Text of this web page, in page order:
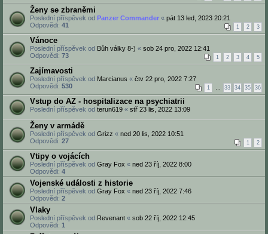
Ženy se zbraněmi
Poslední příspěvek od Panzer Commander « pát 13 led, 2023 20:21
Odpovědi: 41 1 2 3
Vánoce
Poslední příspěvek od Bůh války 8-) « sob 24 pro, 2022 12:41
Odpovědi: 73 1 2 3 4 5
Zajímavosti
Poslední příspěvek od Marcianus « čtv 22 pro, 2022 7:27
Odpovědi: 530 1 … 33 34 35 36
Vstup do AZ - hospitalizace na psychiatrii
Poslední příspěvek od terun619 « stř 23 lis, 2022 13:09
Ženy v armádě
Poslední příspěvek od Grizz « ned 20 lis, 2022 10:51
Odpovědi: 27 1 2
Vtipy o vojácích
Poslední příspěvek od Gray Fox « ned 23 říj, 2022 8:00
Odpovědi: 4
Vojenské události z historie
Poslední příspěvek od Gray Fox « ned 23 říj, 2022 7:46
Odpovědi: 2
Vlaky
Poslední příspěvek od Revenant « sob 22 říj, 2022 12:45
Odpovědi: 1